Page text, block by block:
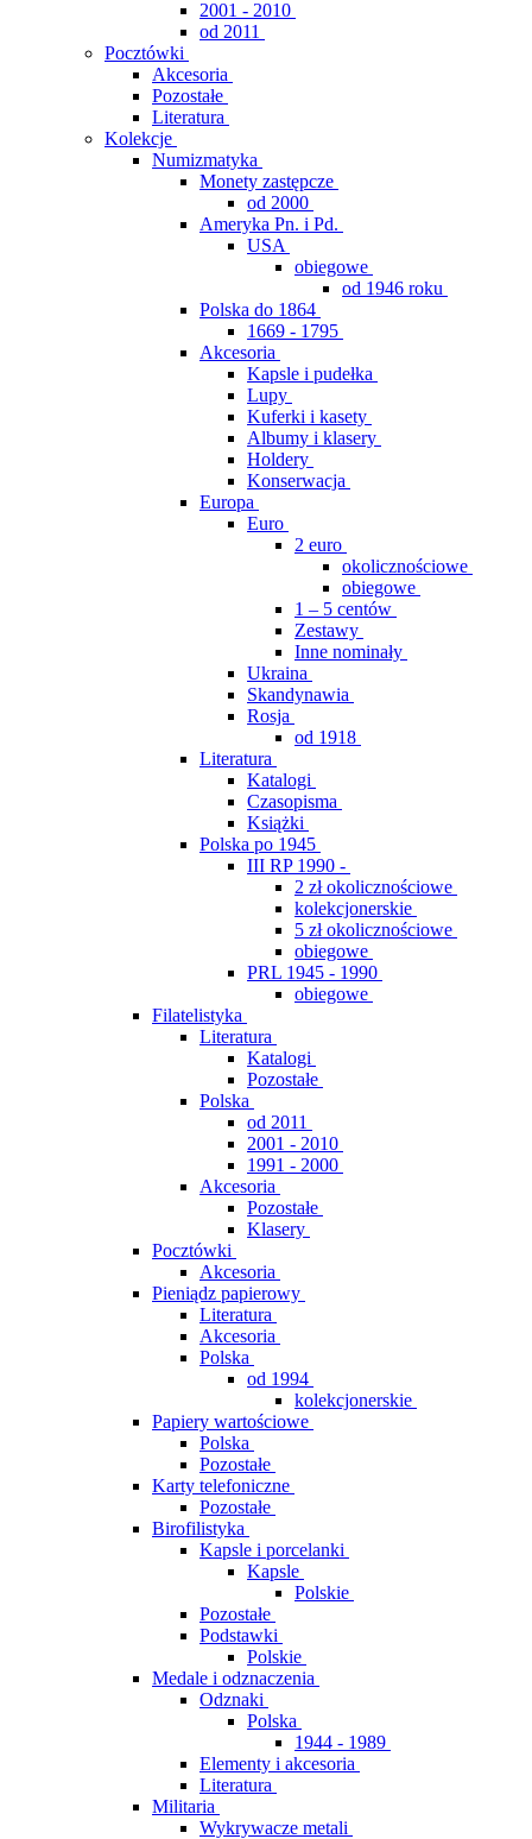
2001 - 2010
od 2011
Pocztówki
Akcesoria
Pozostałe
Literatura
Kolekcje
Numizmatyka
Monety zastępcze
od 2000
Ameryka Pn. i Pd.
USA
obiegowe
od 1946 roku
Polska do 1864
1669 - 1795
Akcesoria
Kapsle i pudełka
Lupy
Kuferki i kasety
Albumy i klasery
Holdery
Konserwacja
Europa
Euro
2 euro
okolicznościowe
obiegowe
1 – 5 centów
Zestawy
Inne nominały
Ukraina
Skandynawia
Rosja
od 1918
Literatura
Katalogi
Czasopisma
Książki
Polska po 1945
III RP 1990 -
2 zł okolicznościowe
kolekcjonerskie
5 zł okolicznościowe
obiegowe
PRL 1945 - 1990
obiegowe
Filatelistyka
Literatura
Katalogi
Pozostałe
Polska
od 2011
2001 - 2010
1991 - 2000
Akcesoria
Pozostałe
Klasery
Pocztówki
Akcesoria
Pieniądz papierowy
Literatura
Akcesoria
Polska
od 1994
kolekcjonerskie
Papiery wartościowe
Polska
Pozostałe
Karty telefoniczne
Pozostałe
Birofilistyka
Kapsle i porcelanki
Kapsle
Polskie
Pozostałe
Podstawki
Polskie
Medale i odznaczenia
Odznaki
Polska
1944 - 1989
Elementy i akcesoria
Literatura
Militaria
Wykrywacze metali